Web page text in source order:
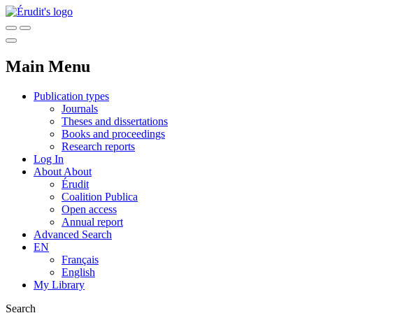
Main Menu
Publication types
Journals
Theses and dissertations
Books and proceedings
Research reports
Log In
About About
Érudit
Coalition Publica
Open access
Annual report
Advanced Search
EN
Français
English
My Library
Search